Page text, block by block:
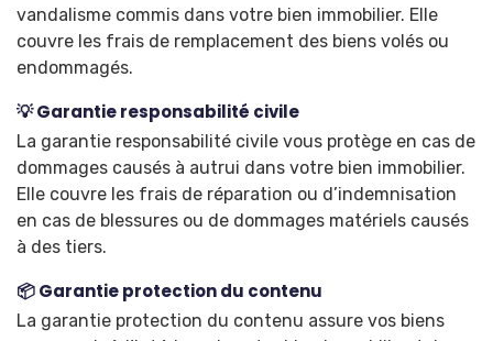
vandalisme commis dans votre bien immobilier. Elle
couvre les frais de remplacement des biens volés ou
endommagés.
💡 Garantie responsabilité civile
La garantie responsabilité civile vous protège en cas de
dommages causés à autrui dans votre bien immobilier.
Elle couvre les frais de réparation ou d’indemnisation
en cas de blessures ou de dommages matériels causés
à des tiers.
📦 Garantie protection du contenu
La garantie protection du contenu assure vos biens